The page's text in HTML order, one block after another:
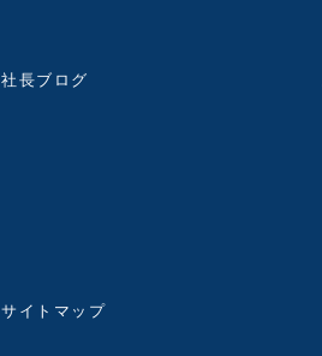
社長ブログ
サイトマップ